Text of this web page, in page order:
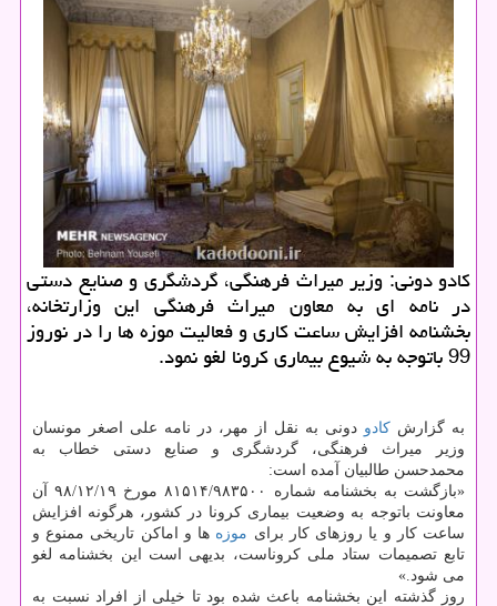
كادو دونی: وزیر میراث فرهنگی، گردشگری و صنایع دستی
در نامه ای به معاون میراث فرهنگی این وزارتخانه،
بخشنامه افزایش ساعت كاری و فعالیت موزه ها را در نوروز
99 باتوجه به شیوع بیماری كرونا لغو نمود.
به گزارش كادو دونی به نقل از مهر، در نامه علی اصغر مونسان
وزیر میراث فرهنگی، گردشگری و صنایع دستی خطاب به
محمدحسن طالبیان آمده است:
«بازگشت به بخشنامه شماره ۸۱۵۱۴/۹۸۳۵۰۰ مورخ ۹۸/۱۲/۱۹ آن
معاونت باتوجه به وضعیت بیماری كرونا در كشور، هرگونه افزایش
ساعت كار و یا روزهای كار برای موزه ها و اماكن تاریخی ممنوع و
تابع تصمیمات ستاد ملی كروناست، بدیهی است این بخشنامه لغو
می شود.»
روز گذشته این بخشنامه باعث شده بود تا خیلی از افراد نسبت به